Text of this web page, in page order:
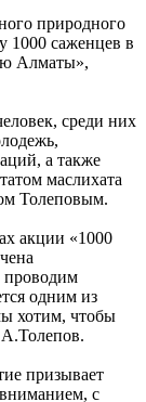
природного
1000 саженцев в
Алматы»,
среди них
а также
маслихата
Толеповым.
акции «1000
проводим
одним из
хотим, чтобы
призывает
с